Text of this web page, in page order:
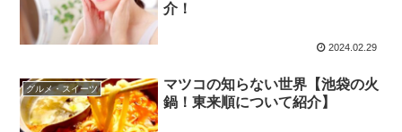
介！
2024.02.29
グルメ・スイーツ
マツコの知らない世界【池袋の火
鍋！東来順について紹介】